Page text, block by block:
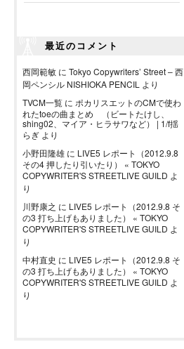
最近のコメント
西岡範敏 に Tokyo Copywriters’ Street – 西
岡ペンシル NISHIOKA PENCIL より
TVCM一覧 に ポカリスエットのCMで使わ
れたtoeの曲まとめ （ビートたけし、
shing02、マイア・ヒラサワなど） | 1/f揺
らぎ より
小野田隆雄 に LIVE5 レポート（2012.9.8
その4 押したり引いたり） « TOKYO
COPYWRITER'S STREETLIVE GUILD よ
り
川野康之 に LIVE5 レポート（2012.9.8 そ
の3 打ち上げもありました） « TOKYO
COPYWRITER'S STREETLIVE GUILD よ
り
中村直史 に LIVE5 レポート（2012.9.8 そ
の3 打ち上げもありました） « TOKYO
COPYWRITER'S STREETLIVE GUILD よ
り